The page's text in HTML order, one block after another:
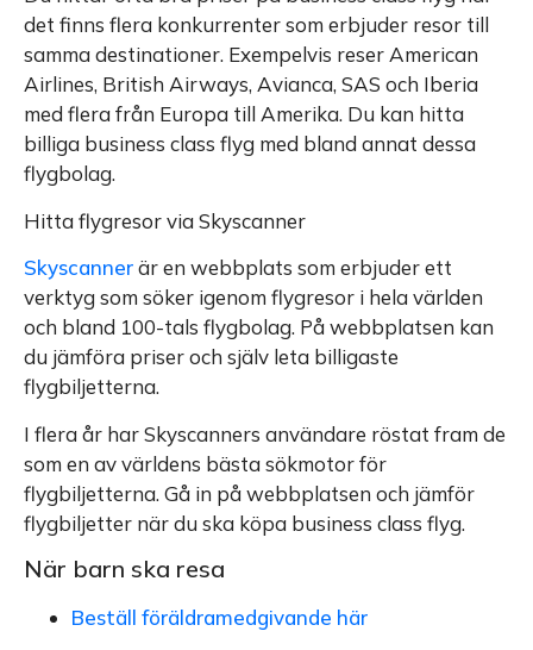
det finns flera konkurrenter som erbjuder resor till
samma destinationer. Exempelvis reser American
Airlines, British Airways, Avianca, SAS och Iberia
med flera från Europa till Amerika. Du kan hitta
billiga business class flyg med bland annat dessa
flygbolag.
Hitta flygresor via Skyscanner
Skyscannerär en webbplats som erbjuder ett
verktyg som söker igenom flygresor i hela världen
och bland 100-tals flygbolag. På webbplatsen kan
du jämföra priser och själv leta billigaste
flygbiljetterna.
I flera år har Skyscanners användare röstat fram de
som en av världens bästa sökmotor för
flygbiljetterna. Gå in på webbplatsen och jämför
flygbiljetter när du ska köpa business class flyg.
När barn ska resa
Beställ föräldramedgivande här